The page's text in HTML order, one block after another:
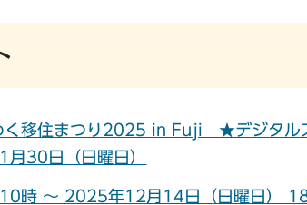
く移住まつり2025 in Fuji ★デジタル
30日（日曜日）
時 ～ 2025年12月14日（日曜日）